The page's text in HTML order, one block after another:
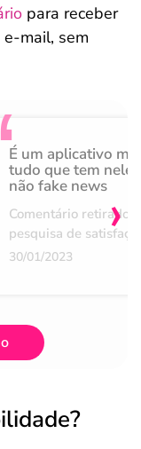
para receber
mail, sem
É um aplicativo
tudo que tem nele
não fake news
Comentário retirado
pesquisa de
30/01/2023
›